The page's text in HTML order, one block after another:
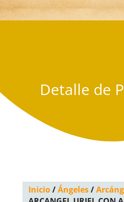
Detalle de
Inicio/Ángeles/